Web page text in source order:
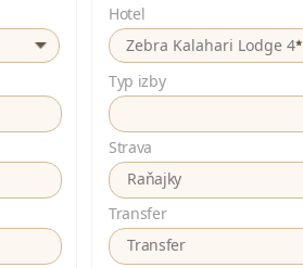
Hotel
Zebra Kalahari Lodge 4*
Typ izby
Strava
Raňajky
Transfer
Transfer